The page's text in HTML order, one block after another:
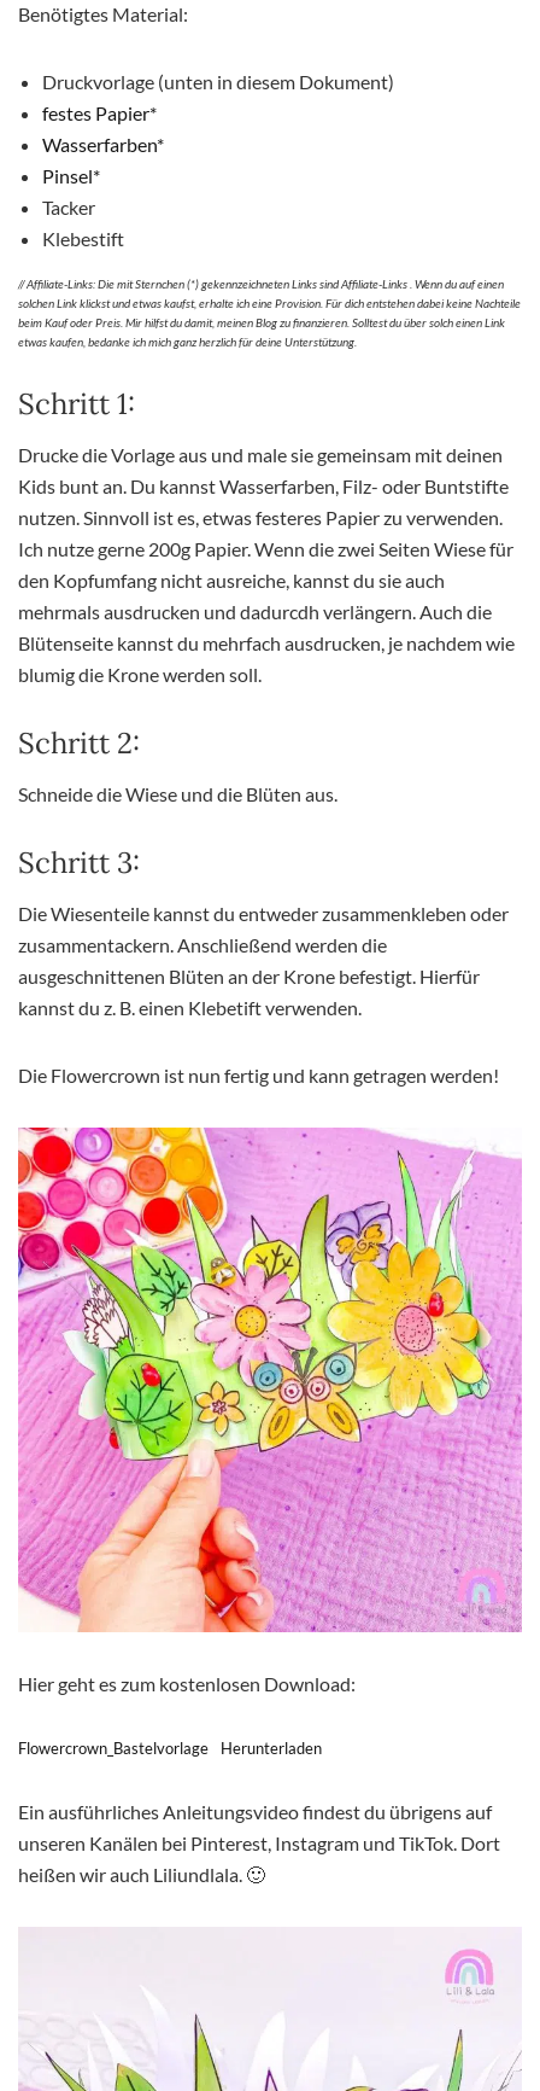
Benötigtes Material:
Druckvorlage (unten in diesem Dokument)
festes Papier*
Wasserfarben*
Pinsel*
Tacker
Klebestift
// Affiliate-Links: Die mit Sternchen (*) gekennzeichneten Links sind Affiliate-Links . Wenn du auf einen
solchen Link klickst und etwas kaufst, erhalte ich eine Provision. Für dich entstehen dabei keine Nachteile
beim Kauf oder Preis. Mir hilfst du damit, meinen Blog zu finanzieren. Solltest du über solch einen Link
etwas kaufen, bedanke ich mich ganz herzlich für deine Unterstützung.
Schritt 1:
Drucke die Vorlage aus und male sie gemeinsam mit deinen
Kids bunt an. Du kannst Wasserfarben, Filz- oder Buntstifte
nutzen. Sinnvoll ist es, etwas festeres Papier zu verwenden.
Ich nutze gerne 200g Papier. Wenn die zwei Seiten Wiese für
den Kopfumfang nicht ausreiche, kannst du sie auch
mehrmals ausdrucken und dadurcdh verlängern. Auch die
Blütenseite kannst du mehrfach ausdrucken, je nachdem wie
blumig die Krone werden soll.
Schritt 2:
Schneide die Wiese und die Blüten aus.
Schritt 3:
Die Wiesenteile kannst du entweder zusammenkleben oder
zusammentackern. Anschließend werden die
ausgeschnittenen Blüten an der Krone befestigt. Hierfür
kannst du z. B. einen Klebetift verwenden.
Die Flowercrown ist nun fertig und kann getragen werden!
Hier geht es zum kostenlosen Download:
Flowercrown_Bastelvorlage Herunterladen
Ein ausführliches Anleitungsvideo findest du übrigens auf
unseren Kanälen bei Pinterest, Instagram und TikTok. Dort
heißen wir auch Liliundlala. 🙂